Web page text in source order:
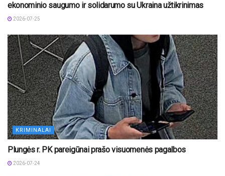
ekonominio saugumo ir solidarumo su Ukraina užtikrinimas
2026-07-25
KRIMINALAI
Plungės r. PK pareigūnai prašo visuomenės pagalbos
2026-07-24